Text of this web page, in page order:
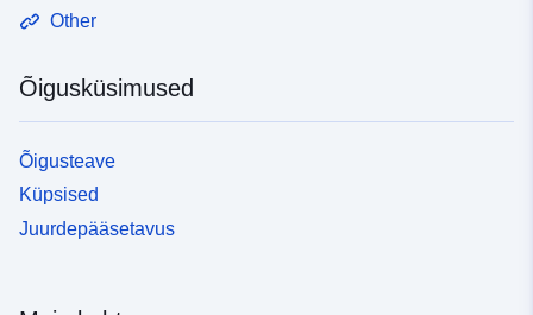
Other
Õigusküsimused
Õigusteave
Küpsised
Juurdepääsetavus